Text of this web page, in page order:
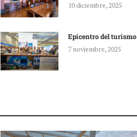
10 diciembre, 2025
Epicentro del turismo
7 noviembre, 2025